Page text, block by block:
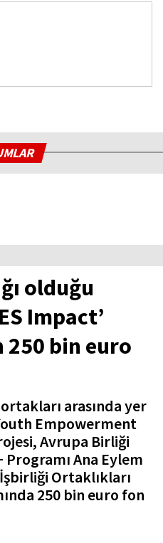
olduğu
Impact’
250 bin euro
arasında yer
Empowerment
Avrupa Birliği
Ana Eylem
Ortaklıkları
250 bin euro fon